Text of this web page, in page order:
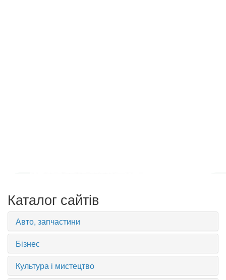
Каталог сайтів
Авто, запчастини
Бізнес
Культура і мистецтво